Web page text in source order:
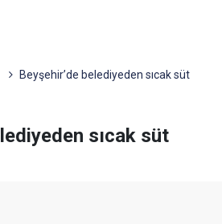
Beyşehir’de belediyeden sıcak süt
sıcak süt